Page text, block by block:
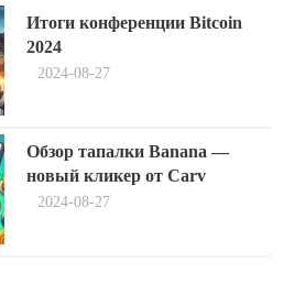
post:
Итоги конференции Bitcoin
2024
2024-08-27
Обзор тапалки Banana —
новый кликер от Carv
2024-08-27